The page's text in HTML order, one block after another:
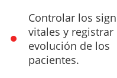
Controlar los
vitales y registrar
evolución de los
pacientes.